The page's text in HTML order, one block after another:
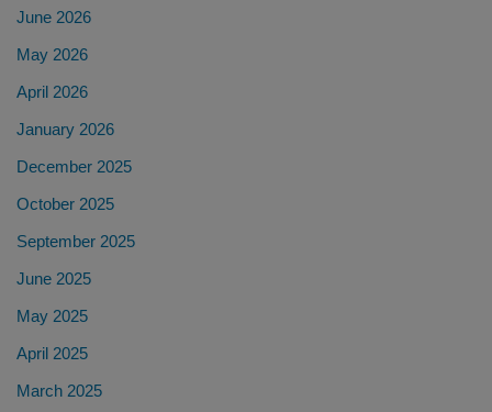
June 2026
May 2026
April 2026
January 2026
December 2025
October 2025
September 2025
June 2025
May 2025
April 2025
March 2025